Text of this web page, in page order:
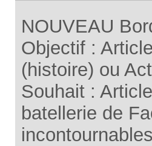
NOUVEAU
Objectif :
(histoire) ou
Souhait :
batellerie de